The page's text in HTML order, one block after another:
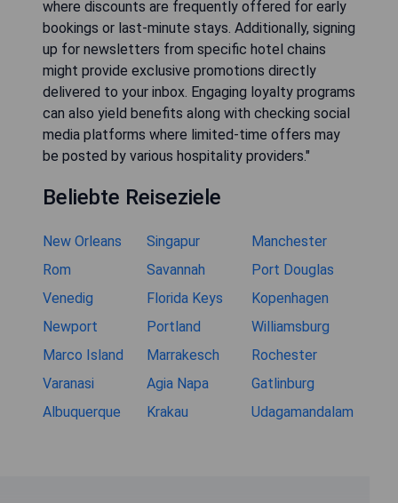
standards. Moreover, luxurious accommodations
often allow easy access to iconic sites such as
the Kasbah of the Oudaias or historical landmarks
while offering personalized experiences that
cater specifically to their desires."
"How can I find special deals on luxury
hotels in Rabat?"
consider utilizing popular travel booking websites
bookings or last-minute stays. Additionally, signing
up for newsletters from specific hotel chains
might provide exclusive promotions directly
can also yield benefits along with checking social
media platforms where limited-time offers may
be posted by various hospitality providers."
Beliebte Reiseziele